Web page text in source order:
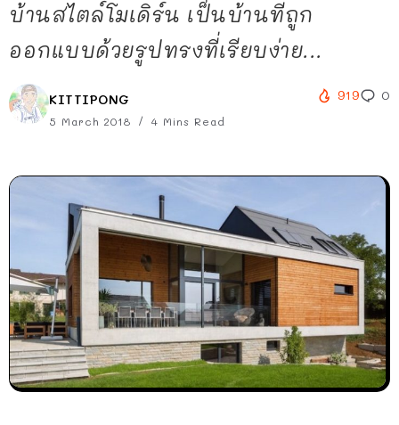
บ้านสไตล์โมเดิร์น เป็นบ้านที่ถูก
ออกแบบด้วยรูปทรงที่เรียบง่าย...
KITTIPONG
5 March 2018 4 Mins Read
919 0